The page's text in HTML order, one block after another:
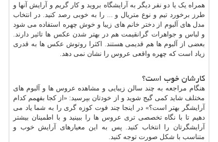
همراه یک یا دو نفر دیگر به آرایشگاه بروید و کار گریم و آرایش آنها و
طرز برخورد تیم و نوع متریال و ... را به خوبی رصد کنید. در انتخاب
مدل های آلبوم از دختر خانم های زیبا و خوش چهره استفاده می شود
و لباس و جواهرات گرانقیمت هم در بهتر شدن عکس ها تاثیر دارند.
بعضی از آلبوم ها هم قدیمی هستند. اکثرا روتوش عکس ها به قدری
زیاد است که چهره واقعی عروس را نشان نمی دهد.
کارشان خوب است؟
هنگام مراجعه به چند سالن زیبایی و مشاهده عروس ها و آلبوم های
مختلف شاید کمی گیج شوید و از خودتان بپرسید: «از کجا بفهمم کدام
آرایشگر بهتر است؟» در اینجا چند فوت کوزه گری را به شما یاد می
دهیم تا با نگاه تخصصی تری عروس ها را ببینید و با اطمینان بیشتر
آرایشگرتان را انتخاب کنید. پس به این معیارهای آرایش خوب و
متناسب با شکل صورت توجه کنید.